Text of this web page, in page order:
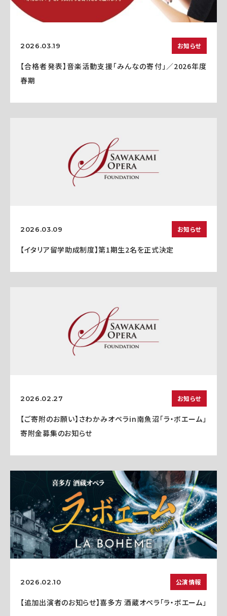
2026.03.19 お知らせ
【合格者発表】音楽活動支援「みんなの寄付」／2026年度
春期
2026.03.09 お知らせ
【イタリア留学助成制度】第1期生2名を正式決定
2026.02.27 お知らせ
【ご寄附のお願い】さわかみオペラin南魚沼「ラ・ボエーム」
寄附金募集のお知らせ
2026.02.10 公演情報
【追加出演者のお知らせ】喜多方 酒蔵オペラ「ラ・ボエーム」